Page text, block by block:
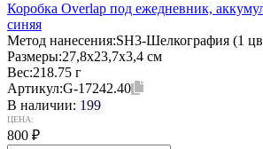
Коробка Overlap под ежедневник,
синяя
Метод нанесения:SH3-Шелкография (1
Размеры:27,8х23,7х3,4 см
Вес:218.75 г
Артикул:G-17242.40
В наличии: 199
ЦЕНА:
800 ₽